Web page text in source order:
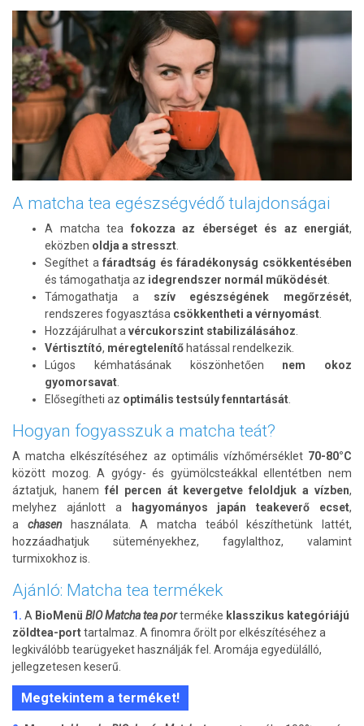
A matcha tea egészségvédő tulajdonságai
A matcha tea fokozza az éberséget és az energiát,
eközben oldja a stresszt
Segíthet afáradtság és fáradékonyság csökkentésében
és támogathatja az idegrendszer normál működését
Támogathatja a szív egészségének megőrzését,
rendszeres fogyasztása csökkentheti a vérnyomást
Hozzájárulhat a vércukorszint stabilizálásához
Vértisztító, méregtelenítő hatással rendelkezik.
Lúgos kémhatásának köszönhetően nem okoz
gyomorsavat
Elősegítheti az optimális testsúly fenntartását
Hogyan fogyasszuk a matcha teát?
A matcha elkészítéséhez az optimális vízhőmérséklet 70-80°C
között mozog. A gyógy- és gyümölcsteákkal ellentétben nem
áztatjuk, hanem fél percen át kevergetve feloldjuk a vízben,
melyhez ajánlott a hagyományos japán teakeverő ecset,
a chasen
használata. A matcha teából készíthetünk lattét,
hozzáadhatjuk süteményekhez, fagylalthoz, valamint
turmixokhoz is.
Ajánló: Matcha tea termékek
1 . A BioMenü BIO Matcha tea porterméke klasszikus kategóriájú
zöldtea-porttartalmaz. A finomra őrölt por elkészítéséhez a
legkiválóbb tearügyeket használják fel. Aromája egyedülálló,
jellegzetesen keserű.
Megtekintem a terméket!